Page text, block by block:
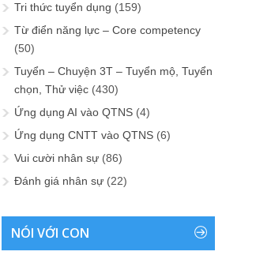
Tri thức tuyển dụng (159)
Từ điển năng lực – Core competency
(50)
Tuyển – Chuyện 3T – Tuyển mộ, Tuyển
chọn, Thử việc (430)
Ứng dụng AI vào QTNS (4)
Ứng dụng CNTT vào QTNS (6)
Vui cười nhân sự (86)
Đánh giá nhân sự (22)
NÓI VỚI CON